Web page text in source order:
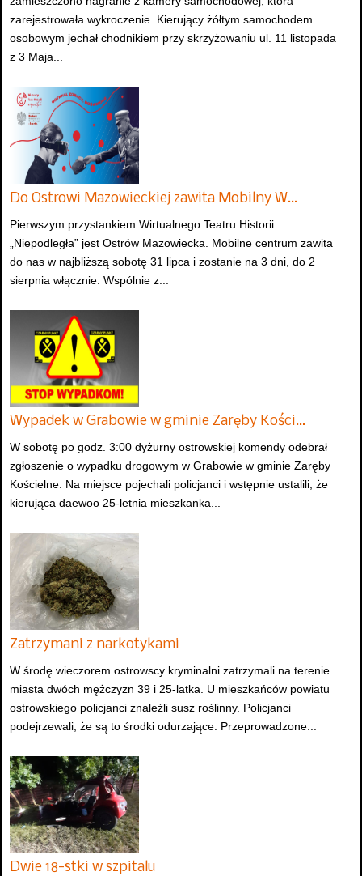
zarejestrowała wykroczenie. Kierujący żółtym samochodem
osobowym jechał chodnikiem przy skrzyżowaniu ul. 11 listopada
z 3 Maja...
Do Ostrowi Mazowieckiej zawita Mobilny W…
Pierwszym przystankiem Wirtualnego Teatru Historii
„Niepodległa” jest Ostrów Mazowiecka. Mobilne centrum zawita
do nas w najbliższą sobotę 31 lipca i zostanie na 3 dni, do 2
sierpnia włącznie. Wspólnie z...
Wypadek w Grabowie w gminie Zaręby Kości…
W sobotę po godz. 3:00 dyżurny ostrowskiej komendy odebrał
zgłoszenie o wypadku drogowym w Grabowie w gminie Zaręby
Kościelne. Na miejsce pojechali policjanci i wstępnie ustalili, że
kierująca daewoo 25-letnia mieszkanka...
Zatrzymani z narkotykami
W środę wieczorem ostrowscy kryminalni zatrzymali na terenie
miasta dwóch mężczyzn 39 i 25-latka. U mieszkańców powiatu
ostrowskiego policjanci znaleźli susz roślinny. Policjanci
podejrzewali, że są to środki odurzające. Przeprowadzone...
Dwie 18-stki w szpitalu